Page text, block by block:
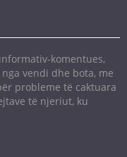
komentues,
vendi dhe bota, me
probleme të caktuara
të njeriut, ku